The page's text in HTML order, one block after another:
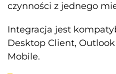
czynności z jednego
Integracja jest
Desktop Client,
Mobile.